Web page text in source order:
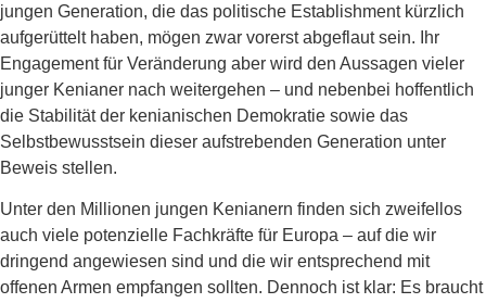
jungen Generation, die das politische Establishment kürzlich
aufgerüttelt haben, mögen zwar vorerst abgeflaut sein. Ihr
Engagement für Veränderung aber wird den Aussagen vieler
junger Kenianer nach weitergehen – und nebenbei hoffentlich
die Stabilität der kenianischen Demokratie sowie das
Selbstbewusstsein dieser aufstrebenden Generation unter
Beweis stellen.
Unter den Millionen jungen Kenianern finden sich zweifellos
auch viele potenzielle Fachkräfte für Europa – auf die wir
dringend angewiesen sind und die wir entsprechend mit
offenen Armen empfangen sollten. Dennoch ist klar: Es braucht